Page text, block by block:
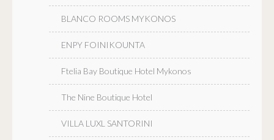
BLANCO ROOMS MYKONOS
ENPY FOINIKOUNTA
Ftelia Bay Boutique Hotel Mykonos
The Nine Boutique Hotel
VILLA LUXL SANTORINI